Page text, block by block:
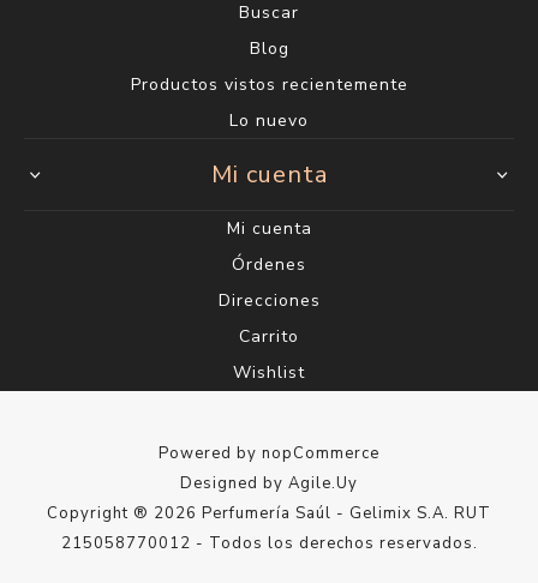
Buscar
Blog
Productos vistos recientemente
Lo nuevo
Mi cuenta
Mi cuenta
Órdenes
Direcciones
Carrito
Wishlist
Powered by nopCommerce
Designed by Agile.Uy
Copyright ® 2026 Perfumería Saúl - Gelimix S.A. RUT
215058770012 - Todos los derechos reservados.